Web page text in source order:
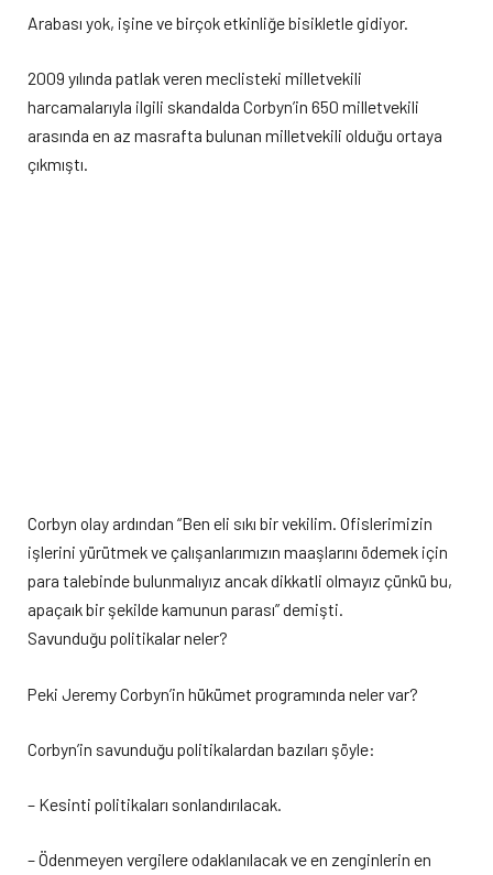
Arabası yok, işine ve birçok etkinliğe bisikletle gidiyor.
2009 yılında patlak veren meclisteki milletvekili
harcamalarıyla ilgili skandalda Corbyn’in 650 milletvekili
arasında en az masrafta bulunan milletvekili olduğu ortaya
çıkmıştı.
Corbyn olay ardından “Ben eli sıkı bir vekilim. Ofislerimizin
işlerini yürütmek ve çalışanlarımızın maaşlarını ödemek için
para talebinde bulunmalıyız ancak dikkatli olmayız çünkü bu,
apaçaık bir şekilde kamunun parası” demişti.
Savunduğu politikalar neler?
Peki Jeremy Corbyn’in hükümet programında neler var?
Corbyn’in savunduğu politikalardan bazıları şöyle:
– Kesinti politikaları sonlandırılacak.
– Ödenmeyen vergilere odaklanılacak ve en zenginlerin en